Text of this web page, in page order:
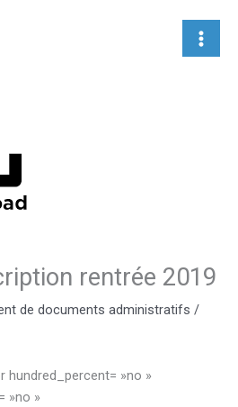
rentrée 2019
de documents administratifs /
hundred_percent= »no »
»no »